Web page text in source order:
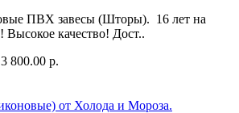
ПВХ завесы (Шторы). 16 лет на
качество! Дост..
800.00 р.